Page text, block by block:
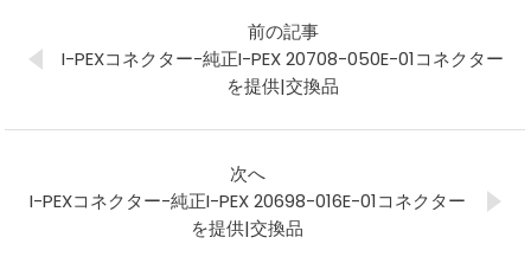
前の記事
I-PEXコネクター-純正I-PEX 20708-050E-01コネクター
を提供|交換品
次へ
I-PEXコネクター-純正I-PEX 20698-016E-01コネクター
を提供|交換品